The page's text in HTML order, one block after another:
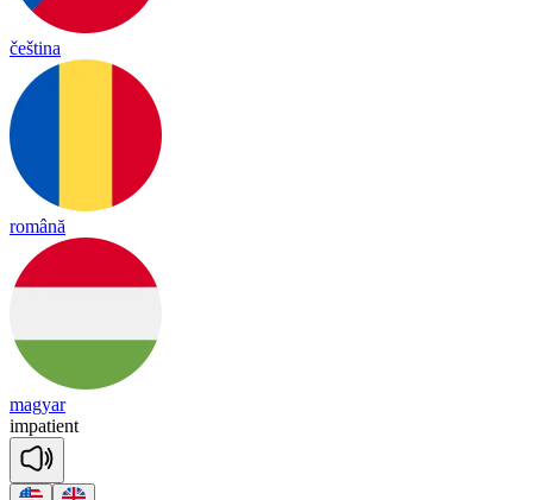
čeština
română
magyar
impatient